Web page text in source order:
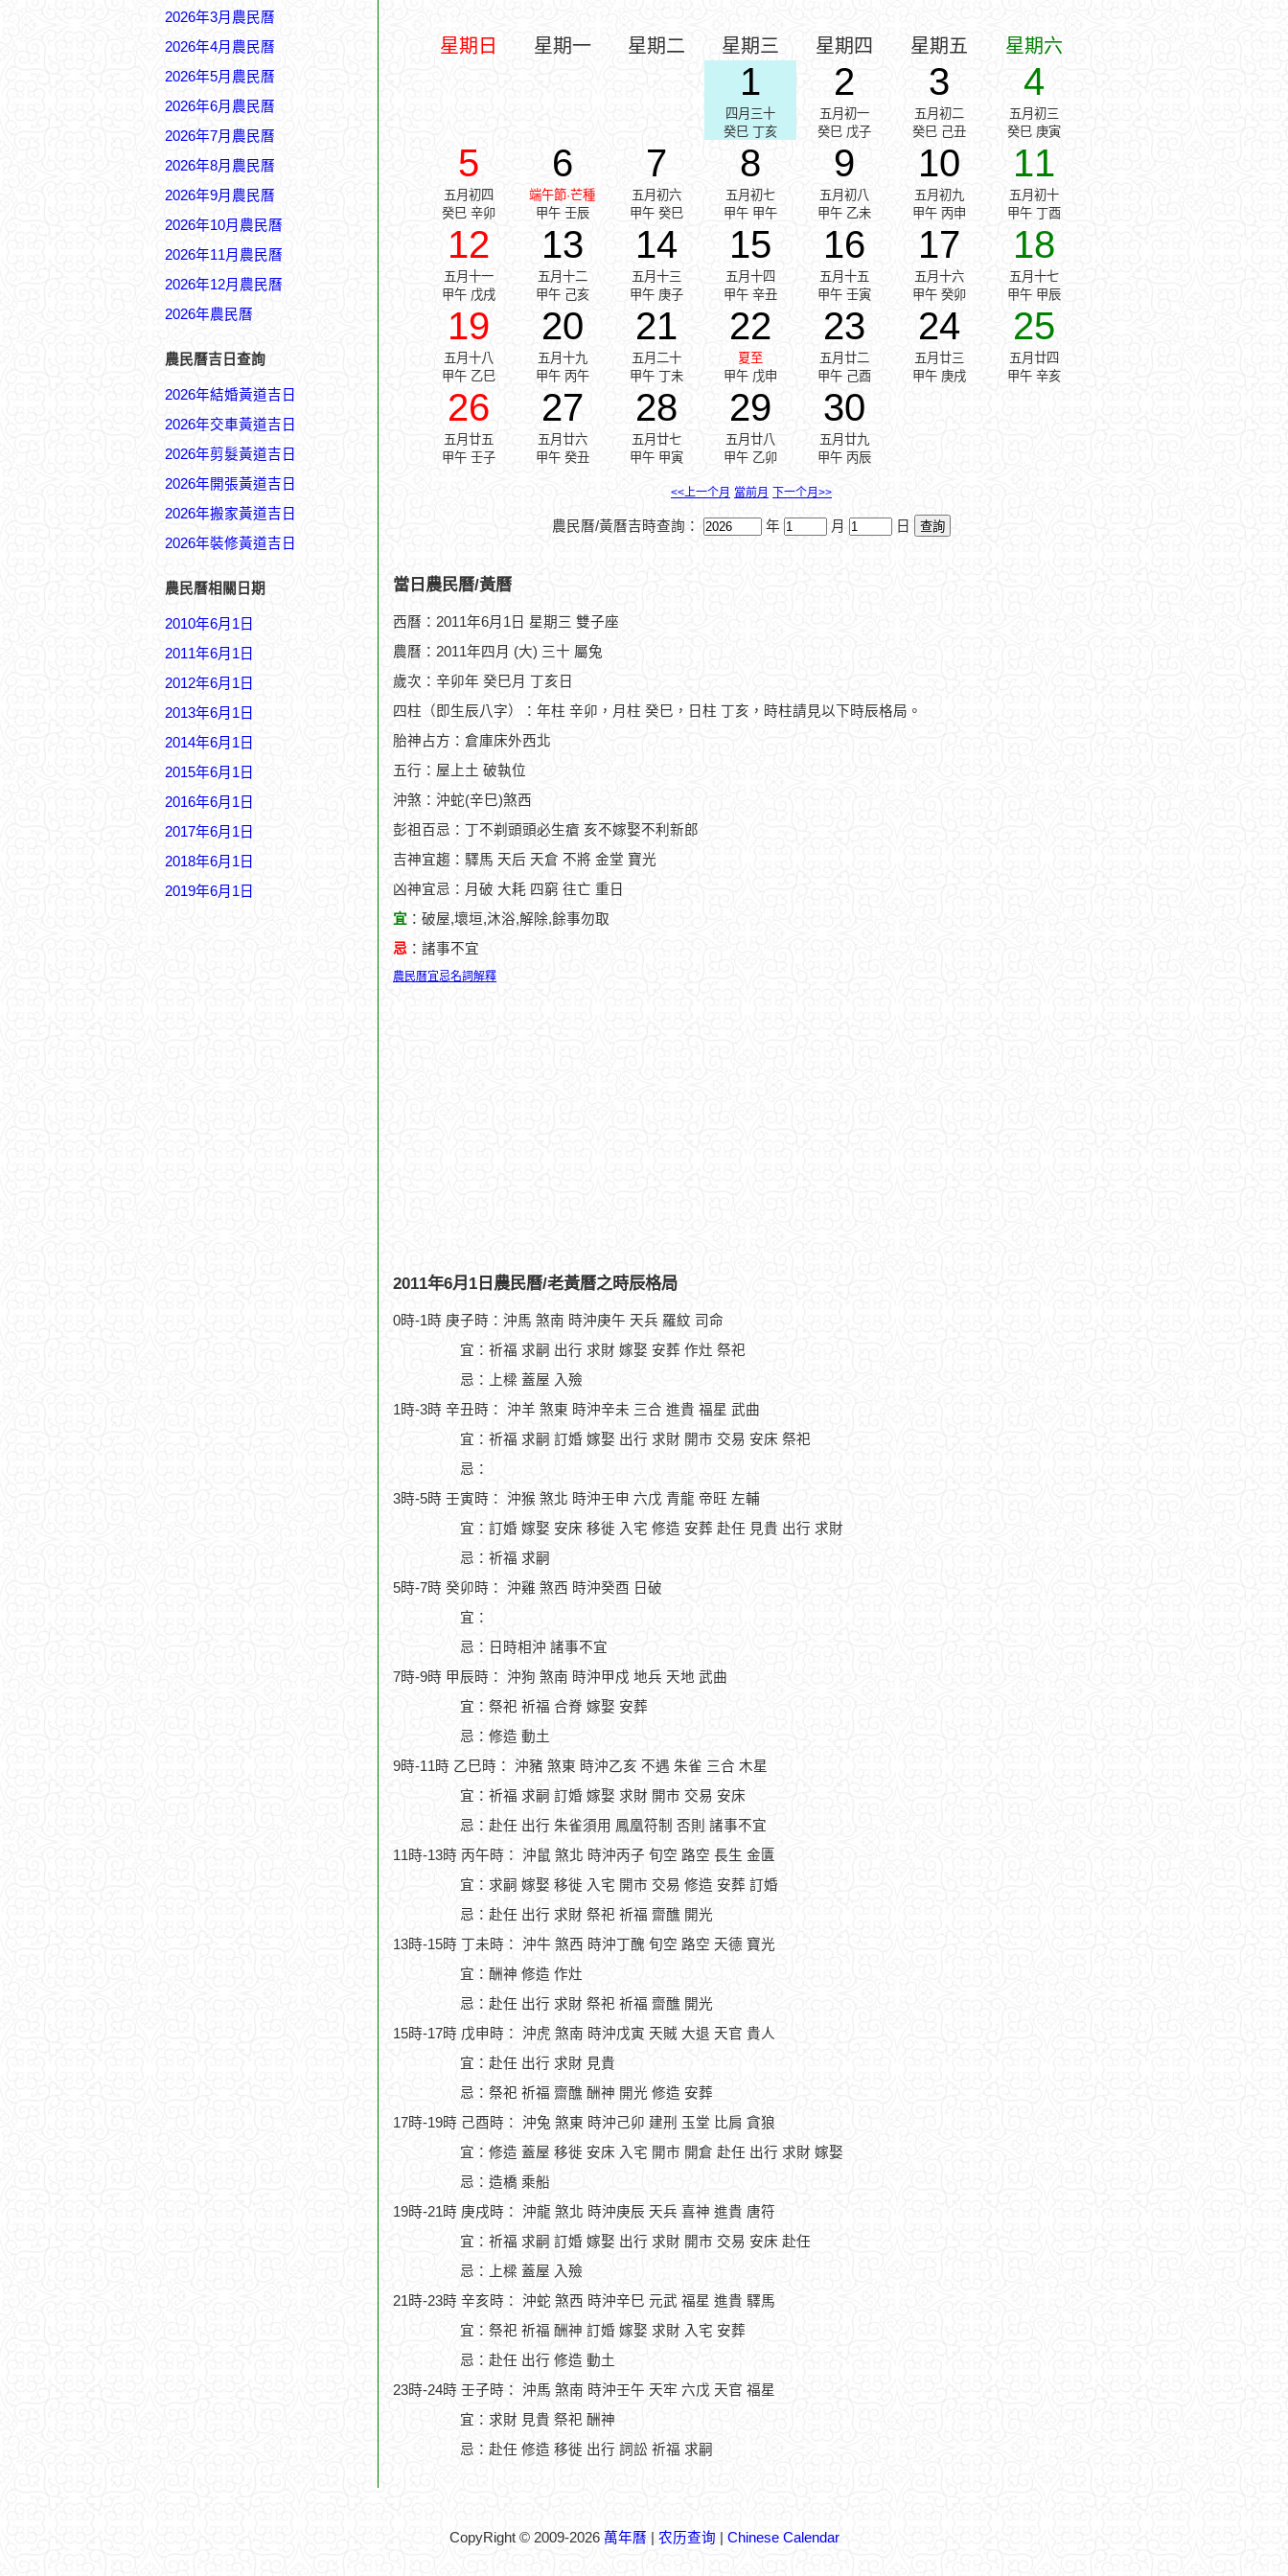
2026年3月農民曆
2026年4月農民曆
2026年5月農民曆
2026年6月農民曆
2026年7月農民曆
2026年8月農民曆
2026年9月農民曆
2026年10月農民曆
2026年11月農民曆
2026年12月農民曆
2026年農民曆
農民曆吉日查詢
2026年結婚黃道吉日
2026年交車黃道吉日
2026年剪髮黃道吉日
2026年開張黃道吉日
2026年搬家黃道吉日
2026年裝修黃道吉日
農民曆相關日期
2010年6月1日
2011年6月1日
2012年6月1日
2013年6月1日
2014年6月1日
2015年6月1日
2016年6月1日
2017年6月1日
2018年6月1日
2019年6月1日
星期日 星期一 星期二 星期三 星期四 星期五 星期六
1
四月三十
癸巳 丁亥
2
五月初一
癸巳 戊子
3
五月初二
癸巳 己丑
4
五月初三
癸巳 庚寅
5
五月初四
癸巳 辛卯
6
端午節·芒種
甲午 壬辰
7
五月初六
甲午 癸巳
8
五月初七
甲午 甲午
9
五月初八
甲午 乙未
10
五月初九
甲午 丙申
11
五月初十
甲午 丁酉
12
五月十一
甲午 戊戌
13
五月十二
甲午 己亥
14
五月十三
甲午 庚子
15
五月十四
甲午 辛丑
16
五月十五
甲午 壬寅
17
五月十六
甲午 癸卯
18
五月十七
甲午 甲辰
19
五月十八
甲午 乙巳
20
五月十九
甲午 丙午
21
五月二十
甲午 丁未
22
夏至
甲午 戊申
23
五月廿二
甲午 己酉
24
五月廿三
甲午 庚戌
25
五月廿四
甲午 辛亥
26
五月廿五
甲午 壬子
27
五月廿六
甲午 癸丑
28
五月廿七
甲午 甲寅
29
五月廿八
甲午 乙卯
30
五月廿九
甲午 丙辰
<<上一个月 當前月 下一个月>>
農民曆/黃曆吉時查詢： 年 月 日
當日農民曆/黃曆
西曆：2011年6月1日 星期三 雙子座
農曆：2011年四月 (大) 三十 屬兔
歲次：辛卯年 癸巳月 丁亥日
四柱（即生辰八字）：年柱 辛卯，月柱 癸巳，日柱 丁亥，時柱請見以下時辰格局。
胎神占方：倉庫床外西北
五行：屋上土 破執位
沖煞：沖蛇(辛巳)煞西
彭祖百忌：丁不剃頭頭必生瘡 亥不嫁娶不利新郎
吉神宜趨：驛馬 天后 天倉 不將 金堂 寶光
凶神宜忌：月破 大耗 四窮 往亡 重日
宜 ：破屋,壞垣,沐浴,解除,餘事勿取
忌 ：諸事不宜
農民曆宜忌名詞解釋
2011年6月1日農民曆/老黃曆之時辰格局
0時-1時 庚子時：沖馬 煞南 時沖庚午 天兵 羅紋 司命
宜：祈福 求嗣 出行 求財 嫁娶 安葬 作灶 祭祀
忌：上樑 蓋屋 入殮
1時-3時 辛丑時： 沖羊 煞東 時沖辛未 三合 進貴 福星 武曲
宜：祈福 求嗣 訂婚 嫁娶 出行 求財 開市 交易 安床 祭祀
忌：
3時-5時 壬寅時： 沖猴 煞北 時沖壬申 六戊 青龍 帝旺 左輔
宜：訂婚 嫁娶 安床 移徙 入宅 修造 安葬 赴任 見貴 出行 求財
忌：祈福 求嗣
5時-7時 癸卯時： 沖雞 煞西 時沖癸酉 日破
宜：
忌：日時相沖 諸事不宜
7時-9時 甲辰時： 沖狗 煞南 時沖甲戍 地兵 天地 武曲
宜：祭祀 祈福 合脊 嫁娶 安葬
忌：修造 動土
9時-11時 乙巳時： 沖豬 煞東 時沖乙亥 不遇 朱雀 三合 木星
宜：祈福 求嗣 訂婚 嫁娶 求財 開市 交易 安床
忌：赴任 出行 朱雀須用 鳳凰符制 否則 諸事不宜
11時-13時 丙午時： 沖鼠 煞北 時沖丙子 旬空 路空 長生 金匱
宜：求嗣 嫁娶 移徙 入宅 開市 交易 修造 安葬 訂婚
忌：赴任 出行 求財 祭祀 祈福 齋醮 開光
13時-15時 丁未時： 沖牛 煞西 時沖丁醜 旬空 路空 天德 寶光
宜：酬神 修造 作灶
忌：赴任 出行 求財 祭祀 祈福 齋醮 開光
15時-17時 戊申時： 沖虎 煞南 時沖戊寅 天賊 大退 天官 貴人
宜：赴任 出行 求財 見貴
忌：祭祀 祈福 齋醮 酬神 開光 修造 安葬
17時-19時 己酉時： 沖兔 煞東 時沖己卯 建刑 玉堂 比肩 貪狼
宜：修造 蓋屋 移徙 安床 入宅 開市 開倉 赴任 出行 求財 嫁娶
忌：造橋 乘船
19時-21時 庚戌時： 沖龍 煞北 時沖庚辰 天兵 喜神 進貴 唐符
宜：祈福 求嗣 訂婚 嫁娶 出行 求財 開市 交易 安床 赴任
忌：上樑 蓋屋 入殮
21時-23時 辛亥時： 沖蛇 煞西 時沖辛巳 元武 福星 進貴 驛馬
宜：祭祀 祈福 酬神 訂婚 嫁娶 求財 入宅 安葬
忌：赴任 出行 修造 動土
23時-24時 壬子時： 沖馬 煞南 時沖壬午 天牢 六戊 天官 福星
宜：求財 見貴 祭祀 酬神
忌：赴任 修造 移徙 出行 詞訟 祈福 求嗣
CopyRight © 2009-2026 萬年曆 农历查询 Chinese Calendar